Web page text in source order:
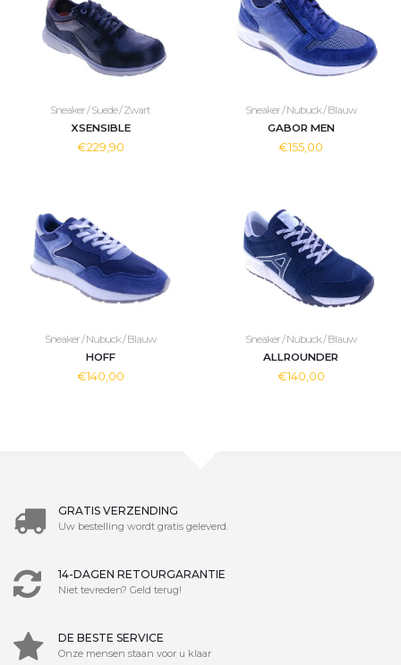
Sneaker / Suede / Zwart
XSENSIBLE
€229,90
Sneaker / Nubuck / Blauw
GABOR MEN
€155,00
Sneaker / Nubuck / Blauw
HOFF
€140,00
Sneaker / Nubuck / Blauw
ALLROUNDER
€140,00
GRATIS VERZENDING
Uw bestelling wordt gratis geleverd.
14-DAGEN RETOURGARANTIE
Niet tevreden? Geld terug!
DE BESTE SERVICE
Onze mensen staan voor u klaar